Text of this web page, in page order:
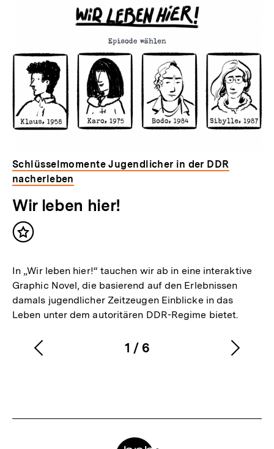
Schlüsselmomente Jugendlicher in der DDR
nacherleben
Wir leben hier!
Inhalt
In „Wir leben hier!“ tauchen wir ab in eine interaktive
Graphic Novel, die basierend auf den Erlebnissen
damals jugendlicher Zeitzeugen Einblicke in das
Leben unter dem autoritären DDR-Regime bietet.
Karussellinhalt
1
von
/ 6
Vorherigen